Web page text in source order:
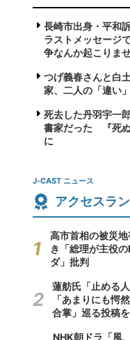
長崎市出身・平和
ラストメッセージ
争なんか起こりませ
つげ義春さんと白
家、二人の「違い
死去した丹羽宇一
書家だった 『死
に
J-CAST ニュース
アクセスラ
高市首相の被災
き「総理が主役
ダ」批判
蓮舫氏「止める
「あまりにも愕
合掌」巡る投稿
NHK朝ドラ「風